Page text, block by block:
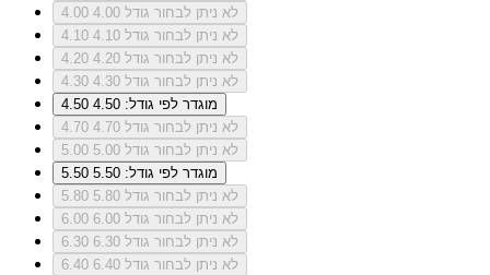
4.00
לא ניתן לבחור גודל 4.00
4.10
לא ניתן לבחור גודל 4.10
4.20
לא ניתן לבחור גודל 4.20
4.30
לא ניתן לבחור גודל 4.30
4.50
מוגדר לפי גודל: 4.50
4.70
לא ניתן לבחור גודל 4.70
5.00
לא ניתן לבחור גודל 5.00
5.50
מוגדר לפי גודל: 5.50
5.80
לא ניתן לבחור גודל 5.80
6.00
לא ניתן לבחור גודל 6.00
6.30
לא ניתן לבחור גודל 6.30
6.40
לא ניתן לבחור גודל 6.40